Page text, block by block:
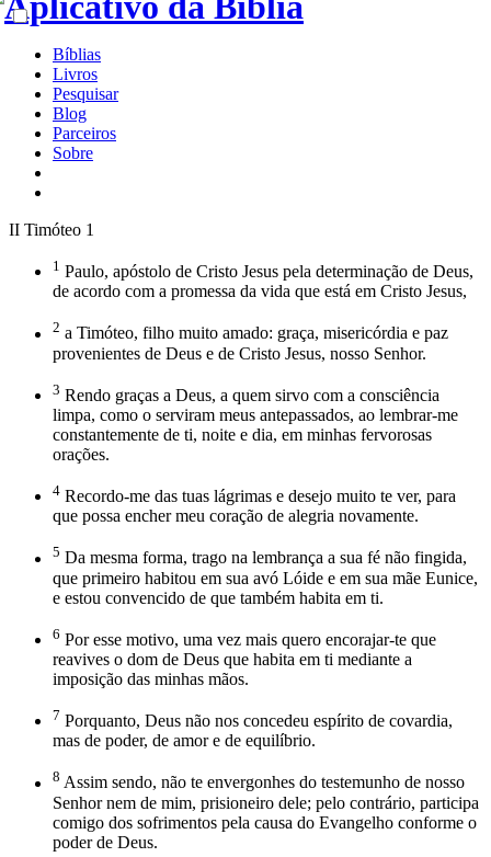
Bíblias
Livros
Pesquisar
Blog
Parceiros
Sobre
II Timóteo 1
1 Paulo, apóstolo de Cristo Jesus pela determinação de Deus,
de acordo com a promessa da vida que está em Cristo Jesus,
2 a Timóteo, filho muito amado: graça, misericórdia e paz
provenientes de Deus e de Cristo Jesus, nosso Senhor.
3 Rendo graças a Deus, a quem sirvo com a consciência
limpa, como o serviram meus antepassados, ao lembrar-me
constantemente de ti, noite e dia, em minhas fervorosas
orações.
4 Recordo-me das tuas lágrimas e desejo muito te ver, para
que possa encher meu coração de alegria novamente.
5 Da mesma forma, trago na lembrança a sua fé não fingida,
que primeiro habitou em sua avó Lóide e em sua mãe Eunice,
e estou convencido de que também habita em ti.
6 Por esse motivo, uma vez mais quero encorajar-te que
reavives o dom de Deus que habita em ti mediante a
imposição das minhas mãos.
7 Porquanto, Deus não nos concedeu espírito de covardia,
mas de poder, de amor e de equilíbrio.
8 Assim sendo, não te envergonhes do testemunho de nosso
Senhor nem de mim, prisioneiro dele; pelo contrário, participa
comigo dos sofrimentos pela causa do Evangelho conforme o
poder de Deus.